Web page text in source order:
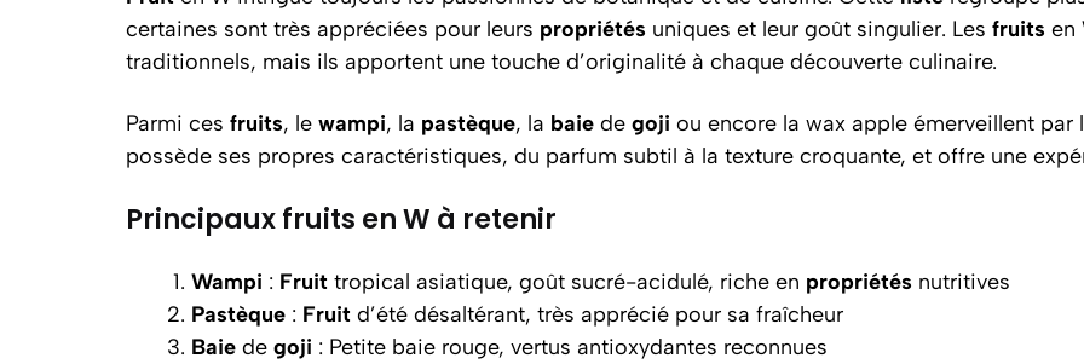
certaines sont très appréciées pour leurs propriétés uniques et leur goût singulier. Les fruits en
traditionnels, mais ils apportent une touche d’originalité à chaque découverte culinaire.
Parmi ces fruits, le wampi, la pastèque, la baie de goji ou encore la wax apple émerveillent
possède ses propres caractéristiques, du parfum subtil à la texture croquante, et offre une
Principaux fruits en W à retenir
Wampi : Fruit tropical asiatique, goût sucré-acidulé, riche en propriétés nutritives
Pastèque : Fruit d’été désaltérant, très apprécié pour sa fraîcheur
Baie de goji : Petite baie rouge, vertus antioxydantes reconnues